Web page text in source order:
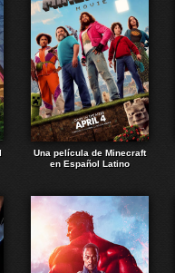
Una película de Minecraft
en Español Latino